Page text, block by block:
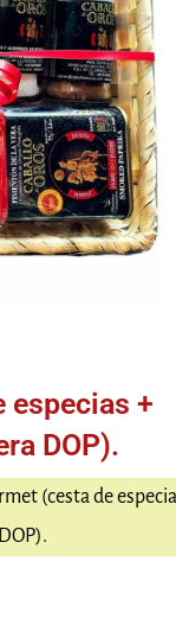
especias +
DOP).
(cesta de